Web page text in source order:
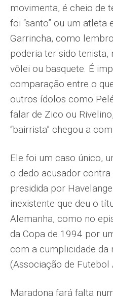
movimenta, é cheio de
foi “santo” ou um
Garrincha, como
poderia ter sido tenista,
vôlei ou basquete. É
comparação entre o
outros ídolos como
falar de Zico ou
“bairrista” chegou a
Ele foi um caso único,
o dedo acusador contra
presidida por
inexistente que deu o
Alemanha, como no
da Copa de 1994 por
com a cumplicidade da
(Associação de Futebol
Maradona fará falta